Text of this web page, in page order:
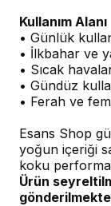
Kullanım Alanı
• Günlük
• İlkbahar ve
• Sıcak
• Gündüz
• Ferah ve
Esans Shop
yoğun içeriği
koku
Ürün